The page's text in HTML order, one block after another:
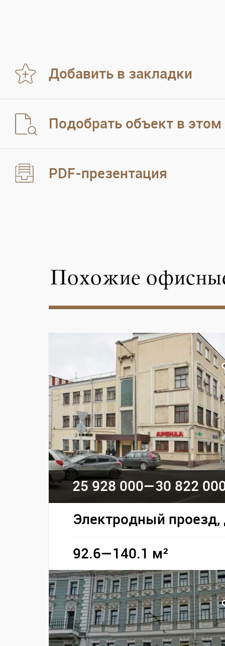
Добавить в закладки
Подобрать объект в этом
PDF-презентация
Похожие
25 928 000—30 822
Электродный проезд,
92.6—140.1 м²